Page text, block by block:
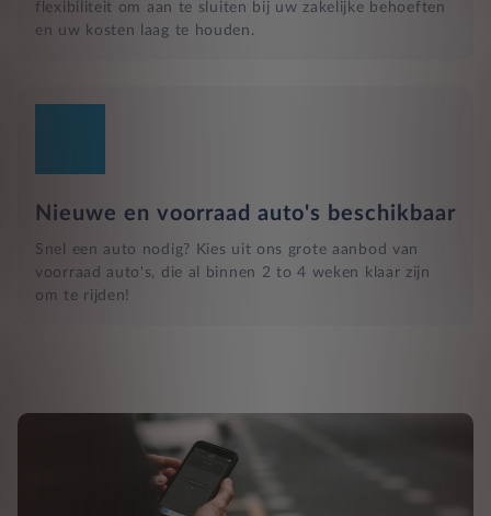
flexibiliteit om aan te sluiten bij uw zakelijke behoeften
en uw kosten laag te houden.
Nieuwe en voorraad auto's beschikbaar
Snel een auto nodig? Kies uit ons grote aanbod van
voorraad auto's, die al binnen 2 to 4 weken klaar zijn
om te rijden!